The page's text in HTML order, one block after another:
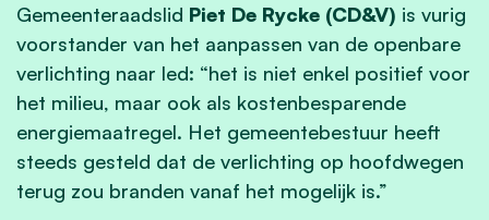
Gemeenteraadslid Piet De Rycke (CD&V) is vurig
voorstander van het aanpassen van de openbare
verlichting naar led: “het is niet enkel positief voor
het milieu, maar ook als kostenbesparende
energiemaatregel. Het gemeentebestuur heeft
steeds gesteld dat de verlichting op hoofdwegen
terug zou branden vanaf het mogelijk is.”